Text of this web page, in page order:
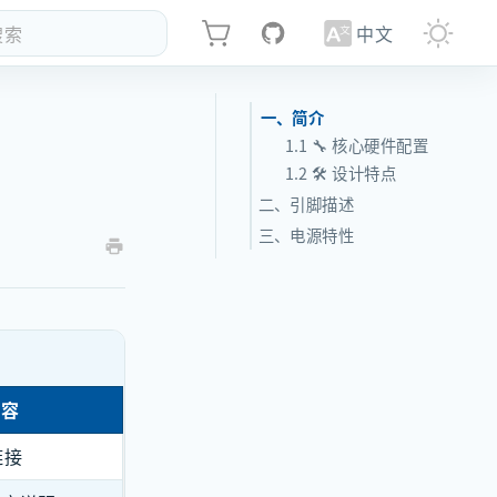
中文
一、简介
1.1 🔧 核心硬件配置
1.2 🛠️ 设计特点
二、引脚描述
三、电源特性